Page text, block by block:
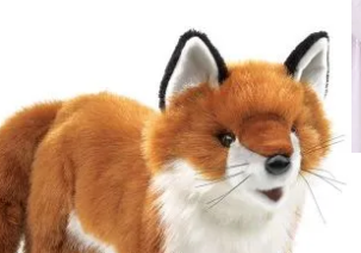
Folkmanis Handpuppe Igel mit
und hellem Bauchfell in beiden